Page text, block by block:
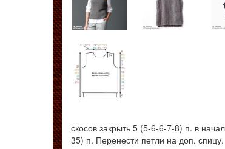
скосов закрыть 5 (5-6-6-7-8) п. в
35) п. Перенести петли на доп. спицу.